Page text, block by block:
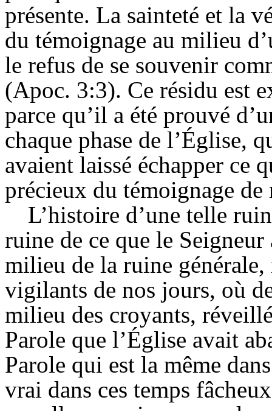
présente. La sainteté et la
du témoignage au milieu
le refus de se souvenir
(Apoc. 3:3). Ce résidu est
parce qu’il a été prouvé
chaque phase de l’Église,
avaient laissé échapper ce
précieux du témoignage de
L’histoire d’une telle
ruine de ce que le
milieu de la ruine générale,
vigilants de nos jours, où
milieu des croyants,
Parole que l’Église avait
Parole qui est la même
vrai dans ces temps